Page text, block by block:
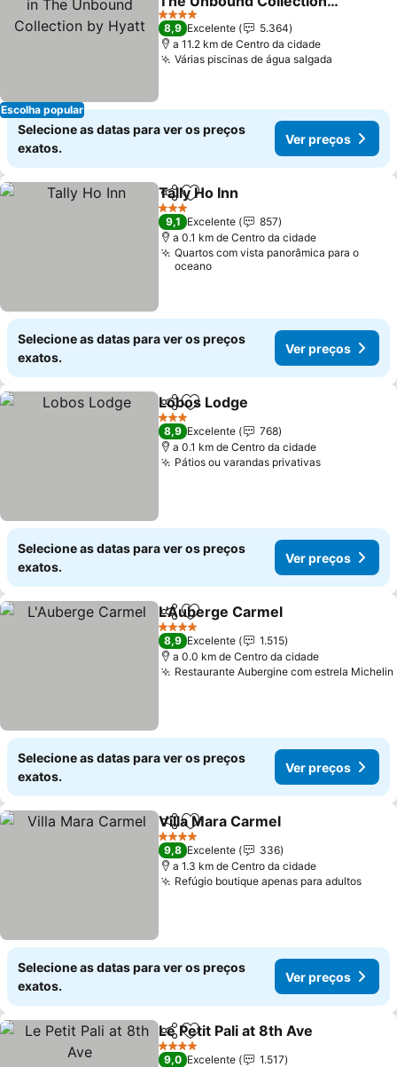
Escolha popular
by Hyatt
4 Estrelas
8,9 Excelente
5.364
a 11.2 km de Centro da cidade
Várias piscinas de água salgada
Selecione as datas para ver os preços
exatos.
Ver preços
PartilharAdicionar aos favoritos
Tally Ho Inn
3 Estrelas
9,1 Excelente
857
a 0.1 km de Centro da cidade
Quartos com vista panorâmica para o
oceano
Selecione as datas para ver os preços
exatos.
Ver preços
PartilharAdicionar aos favoritos
Lobos Lodge
3 Estrelas
8,9 Excelente
768
a 0.1 km de Centro da cidade
Pátios ou varandas privativas
Selecione as datas para ver os preços
exatos.
Ver preços
PartilharAdicionar aos favoritos
L'Auberge Carmel
4 Estrelas
8,9 Excelente
1.515
a 0.0 km de Centro da cidade
Restaurante Aubergine com estrela Michelin
Selecione as datas para ver os preços
exatos.
Ver preços
PartilharAdicionar aos favoritos
Villa Mara Carmel
4 Estrelas
9,8 Excelente
336
a 1.3 km de Centro da cidade
Refúgio boutique apenas para adultos
Selecione as datas para ver os preços
exatos.
Ver preços
PartilharAdicionar aos favoritos
Le Petit Pali at 8th Ave
4 Estrelas
9,0 Excelente
1.517